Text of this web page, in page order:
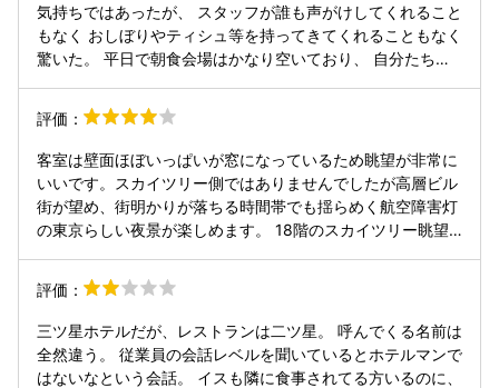
気持ちではあったが、 スタッフが誰も声がけしてくれること
もなく おしぼりやティシュ等を持ってきてくれることもなく
驚いた。 平日で朝食会場はかなり空いており、 自分たちの
いました。 実際自分たちの手持ちのタオルやティシュで清掃
するには限界があり、家族でできる限りの清掃をし、一応こ
ちらからスタッフに嘔吐してしまいすみません、あそこのテ
ーブルです。とだけ伝えましたが、嫌な顔をしながらわかり
ました、と言われて終了でした。 申し訳ない気持ちが一応勝
つのですが、 突然のことだったので、自分らで掃除しろ、と
いうことであれば洗剤等渡してくれればやりましたし、これ
しました。 フロントの方々は親切だったので残念です。 ス
いいそういう意味ではおすすめですが、素泊まり推奨。
評価：
客室は壁面ほぼいっぱいが窓になっているため眺望が非常に
いいです。スカイツリー側ではありませんでしたが高層ビル
街が望め、街明かりが落ちる時間帯でも揺らめく航空障害灯
の東京らしい夜景が楽しめます。 18階のスカイツリー眺望
無しにしているのでもう少し考えた方が良いかなと思いまし
た。非常にもったいない… 朝食は朝食有りプランで予約して
いたはずが手違いで朝食なしになっていました。口コミみて
いると何度か事例があるみたいなので確認方法は改善すべき
かなと思います。朝イチにケチつけられるのは良くない。
評価：
三ツ星ホテルだが、レストランは二ツ星。 呼んでくる名前は
全然違う。 従業員の会話レベルを聞いているとホテルマンで
はないなという会話。 イスも隣に食事されてる方いるのに、